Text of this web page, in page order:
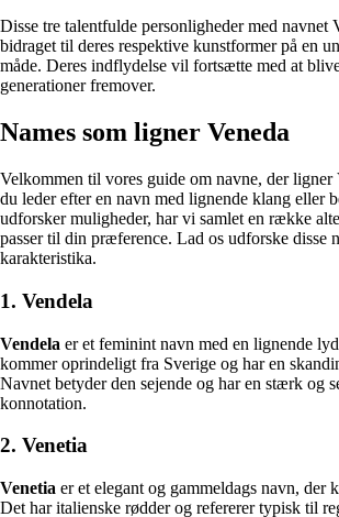
Disse tre talentfulde personligheder med navnet
bidraget til deres respektive kunstformer på en
måde. Deres indflydelse vil fortsætte med at
generationer fremover.
Names som ligner Veneda
Velkommen til vores guide om navne, der ligner
du leder efter en navn med lignende klang eller
udforsker muligheder, har vi samlet en række
passer til din præference. Lad os udforske disse
karakteristika.
1. Vendela
Vendela er et feminint navn med en lignende
kommer oprindeligt fra Sverige og har en
Navnet betyder den sejende og har en stærk og
konnotation.
2. Venetia
Venetia er et elegant og gammeldags navn, der
Det har italienske rødder og refererer typisk til